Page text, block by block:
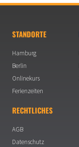
STANDORTE
Hamburg
Berlin
Onlinekurs
Ferienzeiten
RECHTLICHES
AGB
Datenschutz